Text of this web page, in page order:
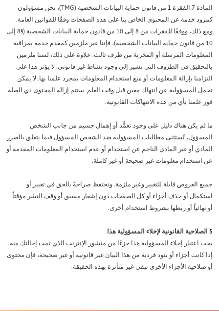
المادة 7 الفقرة 1 من قانون حماية البيانات الشخصية (TMG)، نحن مسؤولون
كمزود خدمة عن المحتوى الخاص بنا على هذه الصفحات وفقًا للقوانين العامة.
ومع ذلك، ووفقًا للفقرات من 8 إلى 10 من قانون حماية البيانات الشخصية (§8 إلى
10 من قانون حماية البيانات الشخصية)، فإننا غير ملزمين كمقدم خدمة بمراقبة
المعلومات المرسلة أو المخزنة من طرف ثالث. علاوة على ذلك، لسنا ملزمين
بالتحقيق في الظروف التي تشير إلى وجود نشاط غير قانوني. لا يؤثر هذا على
التزامنا بإزالة المعلومات أو منع استخدام المعلومات بمجرد علمنا بها. لا يمكن
تحمل المسؤولية عن انتهاك معين قبل وقت العلم. ستتم إزالة المحتوى ذي الصلة
فور علمنا بأي من هذه الانتهاكات القانونية.
ما لم يكن هناك دليل على وجود تعمُّد أو إهمال جسيم من جانب الشخص
المسؤول، تُستثنى مطالبات المسؤولية ضد الشخص المسؤول فيما يتعلق بالضرر
المادي أو غير المادي الناجم عن استخدام أو عدم استخدام المعلومات المقدمة أو
عن استخدام معلومات غير صحيحة أو غير كاملة.
جميع العروض قابلة للتغيير وغير ملزمة. ونحتفظ صراحةً بالحق في تغيير أو
استكمال أو حذف أجزاء أو كل الصفحات دون إشعار مسبق أو وقف النشر مؤقتاً
أو نهائياً أو ربطها بشروط استخدام أخرى.
5 الصلاحية القانونية لإخلاء المسؤولية هذا
يجب اعتبار إخلاء المسؤولية هذا جزءًا من منشور الإنترنت الذي تمت إحالتك منه.
إذا كانت أجزاء أو بنود فردية من هذا البيان غير قانونية أو غير صحيحة، فإن محتوى
أو صلاحية الأجزاء الأخرى تبقى غير متأثرة بهذه الحقيقة.